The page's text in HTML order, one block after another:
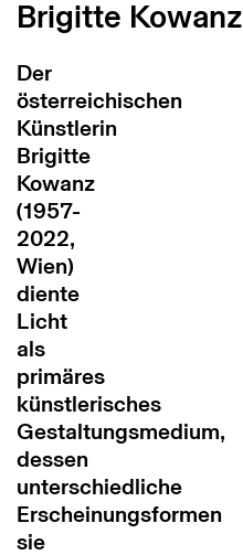
Brigitte Kowanz
Der
österreichischen
Künstlerin
Brigitte
Kowanz
(1957-
2022,
Wien)
diente
Licht
als
primäres
künstlerisches
Gestaltungsmedium,
dessen
unterschiedliche
Erscheinungsformen
sie